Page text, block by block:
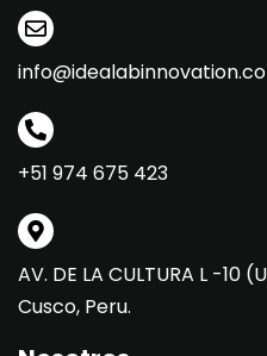
+51 974 675 423
AV. DE LA CULTURA L -10
Cusco, Peru.